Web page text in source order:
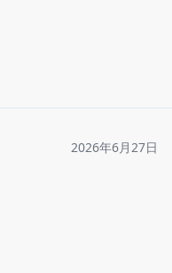
2026年6月27日